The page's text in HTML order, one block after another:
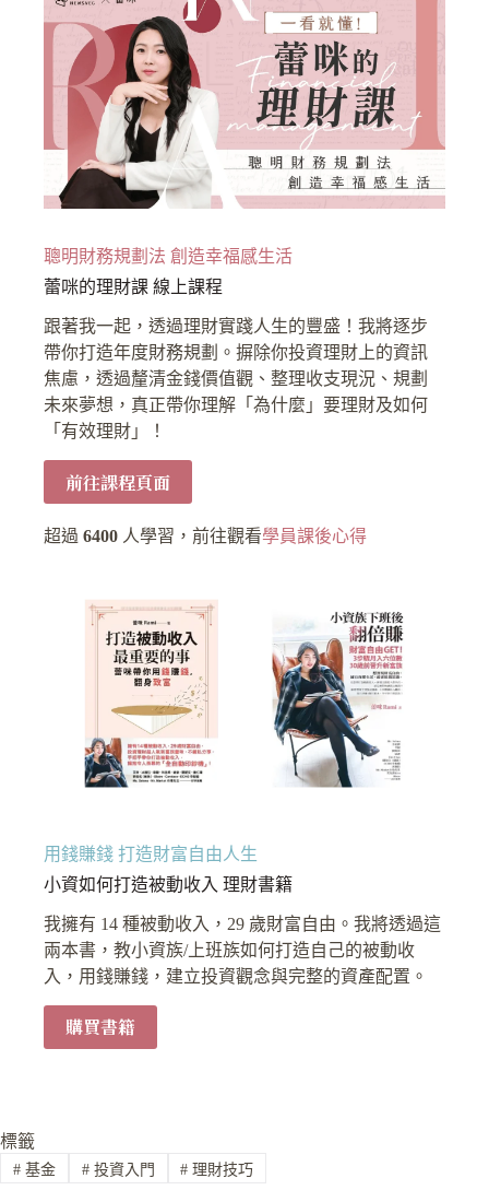
聰明財務規劃法 創造幸福感生活
蕾咪的理財課 線上課程
跟著我一起，透過理財實踐人生的豐盛！我將逐步
帶你打造年度財務規劃。摒除你投資理財上的資訊
焦慮，透過釐清金錢價值觀、整理收支現況、規劃
未來夢想，真正帶你理解「為什麼」要理財及如何
「有效理財」！
前往課程頁面
超過6400 人學習，前往觀看學員課後心得
用錢賺錢 打造財富自由人生
小資如何打造被動收入 理財書籍
我擁有 14 種被動收入，29 歲財富自由。我將透過這
兩本書，教小資族/上班族如何打造自己的被動收
入，用錢賺錢，建立投資觀念與完整的資產配置。
購買書籍
標籤
#基金 #投資入門 # 理財技巧